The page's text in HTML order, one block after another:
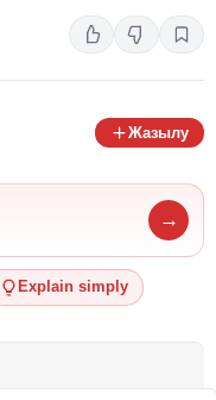
Жазылу
→
Explain simply